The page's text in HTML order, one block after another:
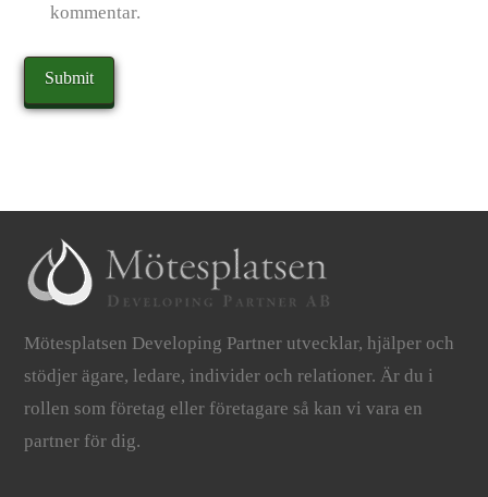
kommentar.
Mötesplatsen Developing Partner utvecklar, hjälper och
stödjer ägare, ledare, individer och relationer. Är du i
rollen som företag eller företagare så kan vi vara en
partner för dig.